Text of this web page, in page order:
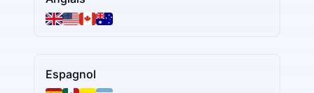
Espagnol